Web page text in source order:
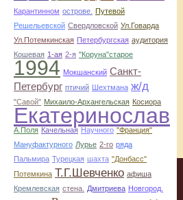
Карантинном острове. Путевой
Решельевской Свердловской Ул.Говарда
Ул.Потемкинская Петербургская аудитория
Кошевая 1-ая 2-я "Коруна"старое
1994 Мокшанский Санкт-
Петербург птичий Шехтмана ж/д
"Савой" Михаило-Архангельская Косиора
Екатеринослав
А.Поля Качельная Научного "Франция"
Мануфактурного Лурье 2-го ряда
Пальмира Турецкая шахта "Донбасс"
Потемкина Т.Г.Шевченко афиша
Кремлевская стена. Дмитриева Новгород.